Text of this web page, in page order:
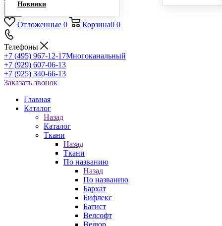
Новинки
Отложенные 0 Корзина0 0
Телефоны
+7 (495) 967-12-17Многоканальный
+7 (929) 607-06-13
+7 (925) 340-66-13
Заказать звонок
Главная
Каталог
Назад
Каталог
Ткани
Назад
Ткани
По названию
Назад
По названию
Бархат
Бифлекс
Батист
Велсофт
Велюр